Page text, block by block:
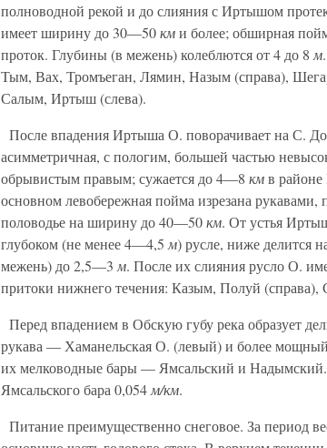
полноводной рекой и до слияния с Иртышом
имеет ширину до 30—50кми более; обширная
проток. Глубины (в межень) колеблются от 4 до 8 м
Тым, Вах, Тромъеган, Лямин, Назым (справа),
Салым, Иртыш (слева).
После впадения Иртыша О. поворачивает на С.
асимметричная, с пологим, большей частью
обрывистым правым; сужается до 4—8 кмв
основном левобережная пойма изрезана рукавами,
половодье на ширину до 40—50км. От устья
глубоком (не менее 4—4,5 м) русле, ниже делится
межень) до 2,5—3 м. После их слияния русло О.
притоки нижнего течения: Казым, Полуй (справа),
Перед впадением в Обскую губу река образует
рукава — Хаманельская О. (левый) и более
их мелководные бары — Ямсальский и
Ямсальского бара 0,054 м/км.
Питание преимущественно снеговое. За период